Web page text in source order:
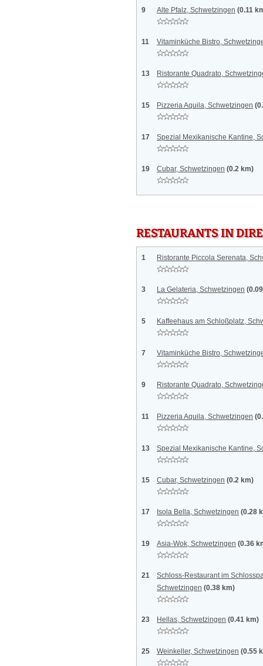
9 Alte Pfalz, Schwetzingen (0.11
11 Vitaminküche Bistro,
13 Ristorante Quadrato,
15 Pizzeria Aquila, Schwetzingen
17 Spezial Mexikanische Kantine,
19 Cubar, Schwetzingen (0.2 km)
RESTAURANTS IN
1 Ristorante Piccola Serenata,
3 La Gelateria, Schwetzingen
5 Kaffeehaus am Schloßplatz,
7 Vitaminküche Bistro,
9 Ristorante Quadrato,
11 Pizzeria Aquila, Schwetzingen
13 Spezial Mexikanische Kantine,
15 Cubar, Schwetzingen (0.2 km)
17 Isola Bella, Schwetzingen (0.28
19 Asia-Wok, Schwetzingen (0.36
21
Schloss-Restaurant im
Schwetzingen (0.38 km)
23 Hellas, Schwetzingen (0.41 km)
25 Weinkeller, Schwetzingen (0.55